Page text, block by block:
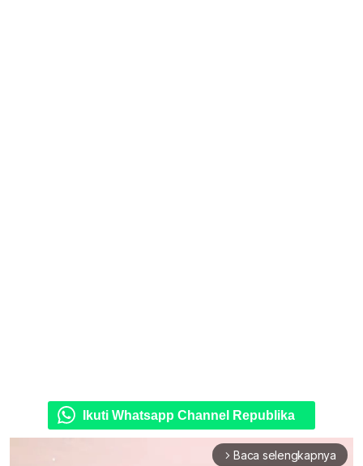
Ikuti Whatsapp Channel Republika
arrow_forward_ios Baca selengkapnya